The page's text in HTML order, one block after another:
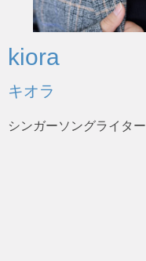
kiora
キオラ
シンガーソングライター